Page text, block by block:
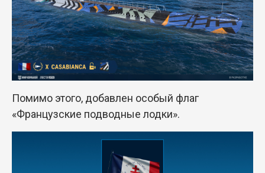
Помимо этого, добавлен особый флаг
«Французские подводные лодки».